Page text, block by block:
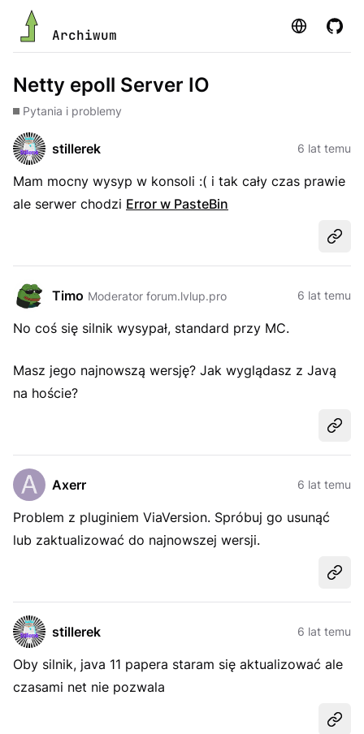
Archiwum Strona
Netty epoll Server IO
Pytania i problemy
stillerek 6 lat temu
Mam mocny wysyp w konsoli :( i tak cały czas prawie
ale serwer chodzi Error w PasteBin
Timo Moderator forum.lvlup.pro 6 lat temu
No coś się silnik wysypał, standard przy MC.
Masz jego najnowszą wersję? Jak wyglądasz z Javą
na hoście?
Axerr 6 lat temu
Problem z pluginiem ViaVersion. Spróbuj go usunąć
lub zaktualizować do najnowszej wersji.
stillerek 6 lat temu
Oby silnik, java 11 papera staram się aktualizować ale
czasami net nie pozwala